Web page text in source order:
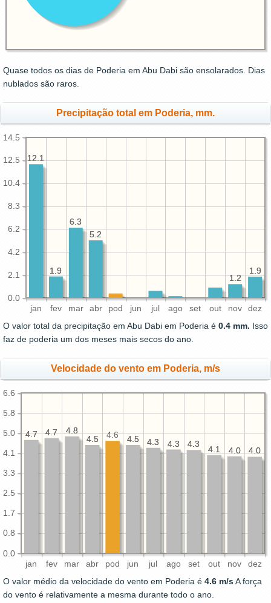
Quase todos os dias de Poderia em Abu Dabi são ensolarados. Dias
nublados são raros.
Precipitação total em Poderia, mm.
jan fev mar abr pod jun jul ago set out nov dez
0.0
2.1
4.2
6.2
8.3
10.4
12.5
14.5
1.9
1.2
5.2
6.3
1.9
12.1
1.9
1.2
5.2
6.3
1.9
12.1
O valor total da precipitação em Abu Dabi em Poderia é 0.4 mm. Isso
faz de poderia um dos meses mais secos do ano.
Velocidade do vento em Poderia, m/s
jan fev mar abr pod jun jul ago set out nov dez
0.0
0.8
1.7
2.5
3.3
4.1
5.0
5.8
6.6
4.0
4.0
4.1
4.3
4.3
4.3
4.5
4.5
4.8
4.7
4.7
4.0
4.0
4.1
4.3
4.3
4.3
4.5
4.6
4.5
4.8
4.7
4.7
O valor médio da velocidade do vento em Poderia é 4.6 m/sA força
do vento é relativamente a mesma durante todo o ano.